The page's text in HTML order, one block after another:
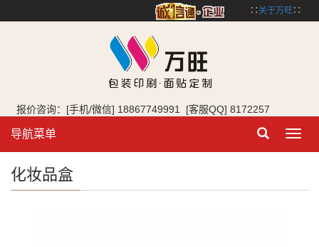
∷ 关于万旺∷
报价咨询：[手机/微信] 18867749991 [客服QQ] 8172257
导航菜单
化妆品盒